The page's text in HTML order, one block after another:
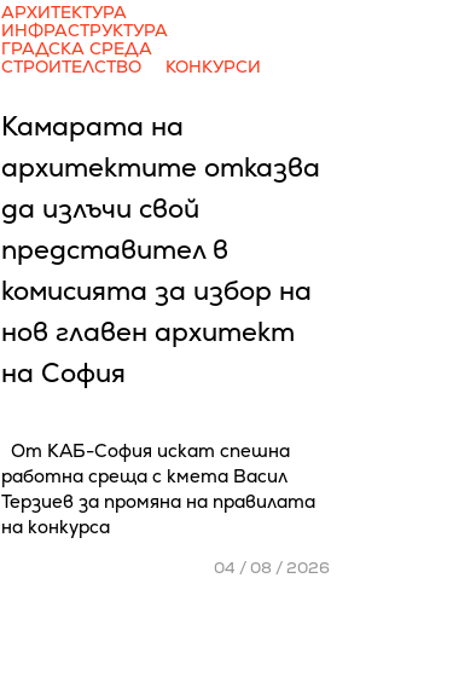
АРХИТЕКТУРА
ИНФРАСТРУКТУРА
ГРАДСКА СРЕДА
СТРОИТЕЛСТВО
КОНКУРСИ
Камарата на
архитектите отказва
да излъчи свой
представител в
комисията за избор на
нов главен архитект
на София
От КАБ-София искат спешна
работна среща с кмета Васил
Терзиев за промяна на правилата
на конкурса
04 / 08 / 2026